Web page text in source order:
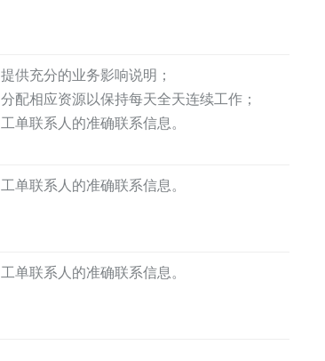
提供充分的业务影响说明；
分配相应资源以保持每天全天连续工作；
工单联系人的准确联系信息。
工单联系人的准确联系信息。
工单联系人的准确联系信息。